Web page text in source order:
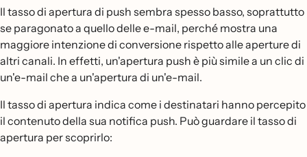
Il tasso di apertura di push sembra spesso basso, soprattutto
se paragonato a quello delle e-mail, perché mostra una
maggiore intenzione di conversione rispetto alle aperture di
altri canali. In effetti, un'apertura push è più simile a un clic di
un'e-mail che a un'apertura di un'e-mail.
Il tasso di apertura indica come i destinatari hanno percepito
il contenuto della sua notifica push. Può guardare il tasso di
apertura per scoprirlo: